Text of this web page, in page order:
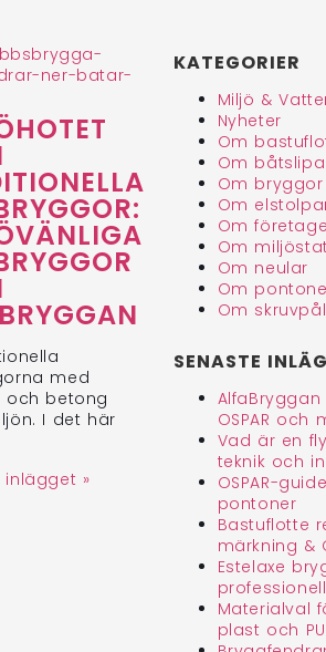
med
och betong
I det här
inlägget »
KATEGORIER
Miljö &
Nyheter
Om
Om
Om bryggor
Om
Om
Om
Om neular
Om
Om
SENASTE
OSPAR och
Vad är en
teknik och
OSPAR-
pontoner
Bastuflotte
märkning &
Estelaxe
Materialval
plast och